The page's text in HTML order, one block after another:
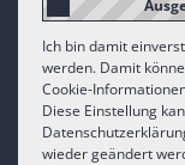
Ich bin damit
werden. Damit
Cookie-
Diese Einstellung
wieder geändert